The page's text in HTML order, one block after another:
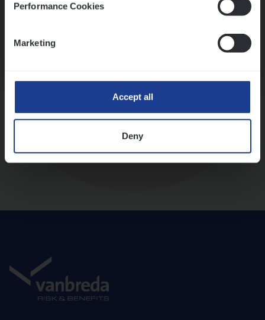
Performance Cookies
Marketing
Accept all
Deny